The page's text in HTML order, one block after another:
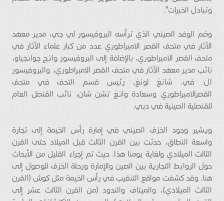
وتبادل الخبرات”.
وضم الوفد الصيني الذي ترأسه البروفيسور لي جي، مدير معهد
الآثار في متحف القصر الامبراطوري عدد من كبار علماء الآثار في
متحف القصر الامبراطوري، بالإضافة إلى البروفيسور وانج جوانجياو،
نائب مدير معهد الآثار في متحف القصر الامبراطوري، والبروفيسور
ال. في. شانغ لونغ، رئيس قسم التحف في متحف
القصرالامبراطوري وسعادة وانغ تشن شان، نائب القنصل العام
للقنصلية الصينية في دبي.
ويشير وجود الخزف الصيني في إمارة رأس الخيمة إلى تجارة
واسعة النطاق، حدثت بين القرن الثالث قبل الميلاد حتى القرن
الثالث الميلادي ولغاية يومنا هذا. حيث تم إجراء القليل من الأبحاث
حول الروابط التجارية بين الصين والإمارة ورحلة الخزف للوصول إلى
هنا. وقد كشفت مواقع التنقيب في رأس الخيمة مثل كوش (القرن
الثالث الميلادي)، والميتاف والندود (من القرن الثالث عشر إلى